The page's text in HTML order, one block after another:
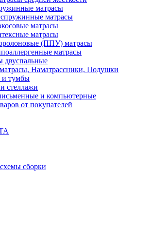
матрасы
матрасы
матрасы
матрасы
(ППУ) матрасы
матрасы
двуспальные
Наматрассники, Подушки
тумбы
стеллажи
и компьютерные
от покупателей
сборки